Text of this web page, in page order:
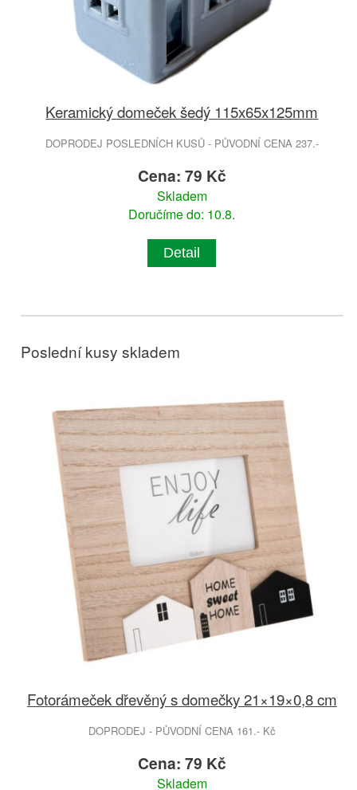
Keramický domeček šedý 115x65x125mm
DOPRODEJ POSLEDNÍCH KUSŮ - PŮVODNÍ CENA 237.-
Cena: 79 Kč
Skladem
Doručíme do: 10.8.
Detail
Poslední kusy skladem
Fotorámeček dřevěný s domečky 21×19×0,8 cm
DOPRODEJ - PŮVODNÍ CENA 161.- Kč
Cena: 79 Kč
Skladem